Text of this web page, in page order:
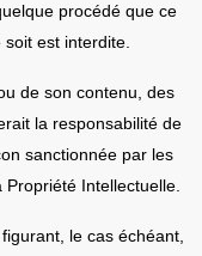
procédé que ce
est interdite.
de son contenu, des
la responsabilité de
sanctionnée par les
Intellectuelle.
le cas échéant,